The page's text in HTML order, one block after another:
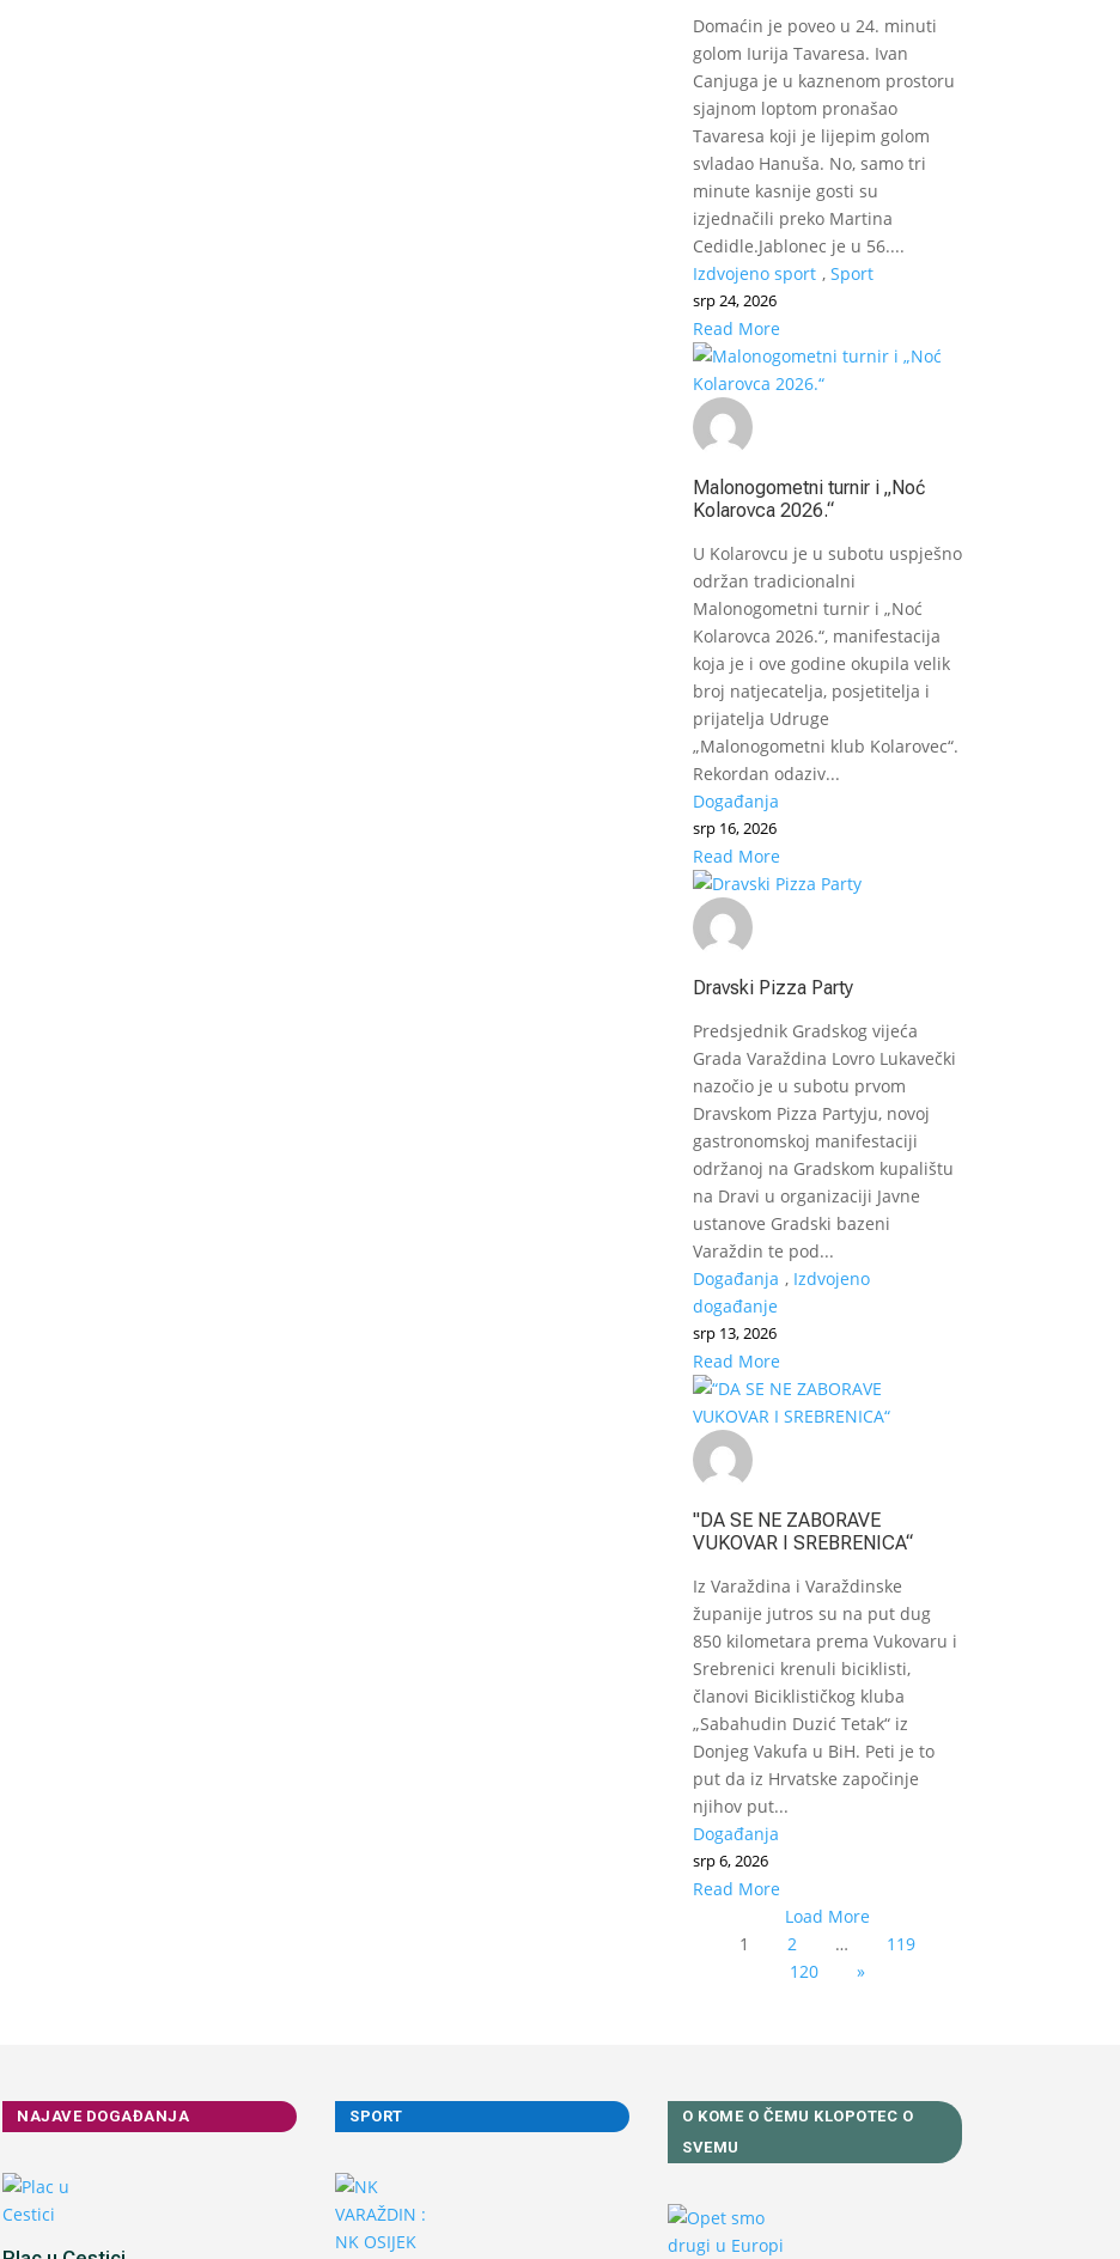
Domaćin je poveo u 24. minuti
golom Iurija Tavaresa. Ivan
Canjuga je u kaznenom prostoru
sjajnom loptom pronašao
Tavaresa koji je lijepim golom
svladao Hanuša. No, samo tri
minute kasnije gosti su
izjednačili preko Martina
Cedidle.Jablonec je u 56....
Izdvojeno sport , Sport
srp 24, 2026
Read More
Malonogometni turnir i „Noć
Kolarovca 2026.“
U Kolarovcu je u subotu uspješno
održan tradicionalni
Malonogometni turnir i „Noć
Kolarovca 2026.“, manifestacija
koja je i ove godine okupila velik
broj natjecatelja, posjetitelja i
prijatelja Udruge
„Malonogometni klub Kolarovec“.
Rekordan odaziv...
Događanja
srp 16, 2026
Read More
Dravski Pizza Party
Predsjednik Gradskog vijeća
Grada Varaždina Lovro Lukavečki
nazočio je u subotu prvom
Dravskom Pizza Partyju, novoj
gastronomskoj manifestaciji
održanoj na Gradskom kupalištu
na Dravi u organizaciji Javne
ustanove Gradski bazeni
Varaždin te pod...
Događanja , Izdvojeno
događanje
srp 13, 2026
Read More
"DA SE NE ZABORAVE
VUKOVAR I SREBRENICA“
Iz Varaždina i Varaždinske
županije jutros su na put dug
850 kilometara prema Vukovaru i
Srebrenici krenuli biciklisti,
članovi Biciklističkog kluba
„Sabahudin Duzić Tetak“ iz
Donjeg Vakufa u BiH. Peti je to
put da iz Hrvatske započinje
njihov put...
Događanja
srp 6, 2026
Read More
Load More
1
2 …
119
120
»
NAJAVE DOGAĐANJA SPORT
O KOME O ČEMU KLOPOTEC O
SVEMU